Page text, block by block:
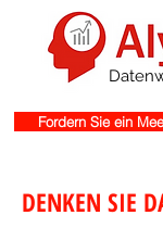
Fordern Sie ein
DENKEN SIE